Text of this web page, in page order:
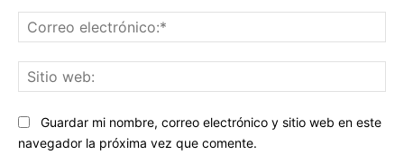
Guardar mi nombre, correo electrónico y sitio web en este
navegador la próxima vez que comente.